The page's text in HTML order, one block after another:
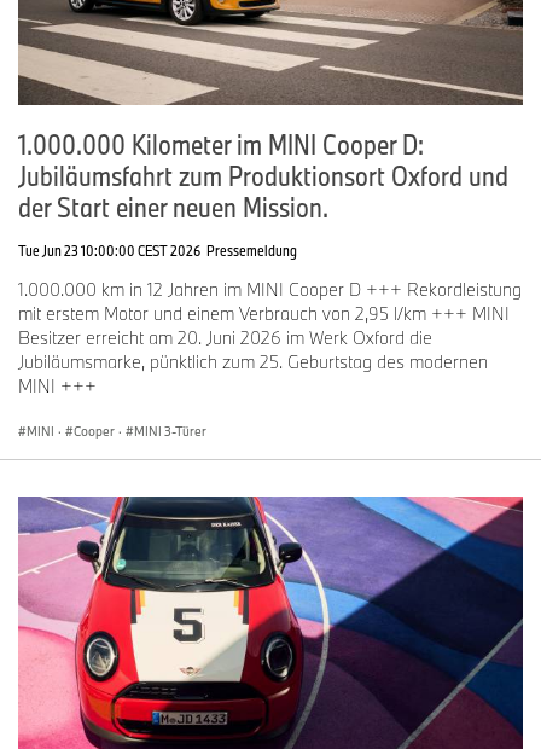
1.000.000 Kilometer im MINI Cooper D:
Jubiläumsfahrt zum Produktionsort Oxford und
der Start einer neuen Mission.
Tue Jun 23 10:00:00 CEST 2026 Pressemeldung
1.000.000 km in 12 Jahren im MINI Cooper D +++ Rekordleistung
mit erstem Motor und einem Verbrauch von 2,95 l/km +++ MINI
Besitzer erreicht am 20. Juni 2026 im Werk Oxford die
Jubiläumsmarke, pünktlich zum 25. Geburtstag des modernen
MINI +++
MINI · Cooper · MINI 3-Türer